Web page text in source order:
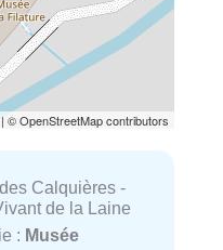
| © OpenStreetMap contributors
Calquières -
de la Laine
: Musée